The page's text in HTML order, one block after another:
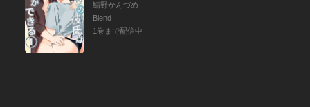
鯖野かんづめ
Blend
1巻まで配信中